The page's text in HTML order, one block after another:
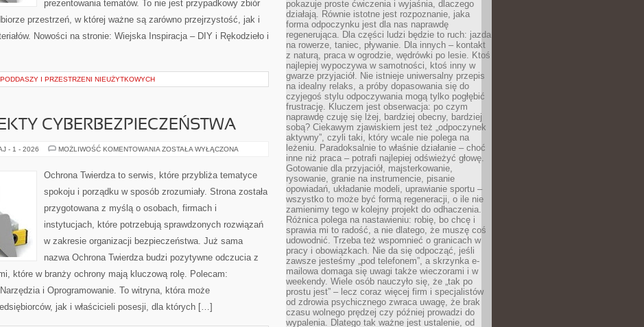
prezentowania tematów. To nie jest przypadkowy zbiór
przestrzeń, w której ważne są zarówno przejrzystość, jak i
Nowości na stronie: Wiejska Inspiracja – DIY i Rękodzieło i
I PRZESTRZENI NIEUŻYTKOWYCH
CYBERBEZPIECZEŃSTWA
- 1 - 2026 MOŻLIWOŚĆ KOMENTOWANIA PRAWNE
ZOSTAŁA WYŁĄCZONA
Ochrona Twierdza to serwis, które przybliża tematyce
spokoju i porządku w sposób zrozumiały. Strona została
przygotowana z myślą o osobach, firmach i
instytucjach, które potrzebują sprawdzonych rozwiązań
w zakresie organizacji bezpieczeństwa. Już sama
nazwa Ochrona Twierdza budzi pozytywne odczucia z
które w branży ochrony mają kluczową rolę. Polecam:
i Oprogramowanie. To witryna, która może
jak i właścicieli posesji, dla których […]
pokazuje proste ćwiczenia i wyjaśnia, dlaczego
działają. Równie istotne jest rozpoznanie, jaka
forma odpoczynku jest dla nas naprawdę
regenerująca. Dla części ludzi będzie to ruch: jazda
na rowerze, taniec, pływanie. Dla innych – kontakt
z naturą, praca w ogrodzie, wędrówki po lesie. Ktoś
najlepiej wypoczywa w samotności, ktoś inny w
gwarze przyjaciół. Nie istnieje uniwersalny przepis
na idealny relaks, a próby dopasowania się do
czyjegoś stylu odpoczywania mogą tylko pogłębić
frustrację. Kluczem jest obserwacja: po czym
naprawdę czuję się lżej, bardziej obecny, bardziej
sobą? Ciekawym zjawiskiem jest też „odpoczynek
aktywny”, czyli taki, który wcale nie polega na
leżeniu. Paradoksalnie to właśnie działanie – choć
inne niż praca – potrafi najlepiej odświeżyć głowę.
Gotowanie dla przyjaciół, majsterkowanie,
rysowanie, granie na instrumencie, pisanie
opowiadań, układanie modeli, uprawianie sportu –
wszystko to może być formą regeneracji, o ile nie
zamienimy tego w kolejny projekt do odhaczenia.
Różnica polega na nastawieniu: robię, bo chcę i
sprawia mi to radość, a nie dlatego, że muszę coś
udowodnić. Trzeba też wspomnieć o granicach w
pracy i obowiązkach. Nie da się odpocząć, jeśli
zawsze jesteśmy „pod telefonem”, a skrzynka e-
mailowa domaga się uwagi także wieczorami i w
weekendy. Wiele osób nauczyło się, że „tak po
prostu jest” – lecz coraz więcej firm i specjalistów
od zdrowia psychicznego zwraca uwagę, że brak
czasu wolnego prędzej czy później prowadzi do
wypalenia. Dlatego tak ważne jest ustalenie, od